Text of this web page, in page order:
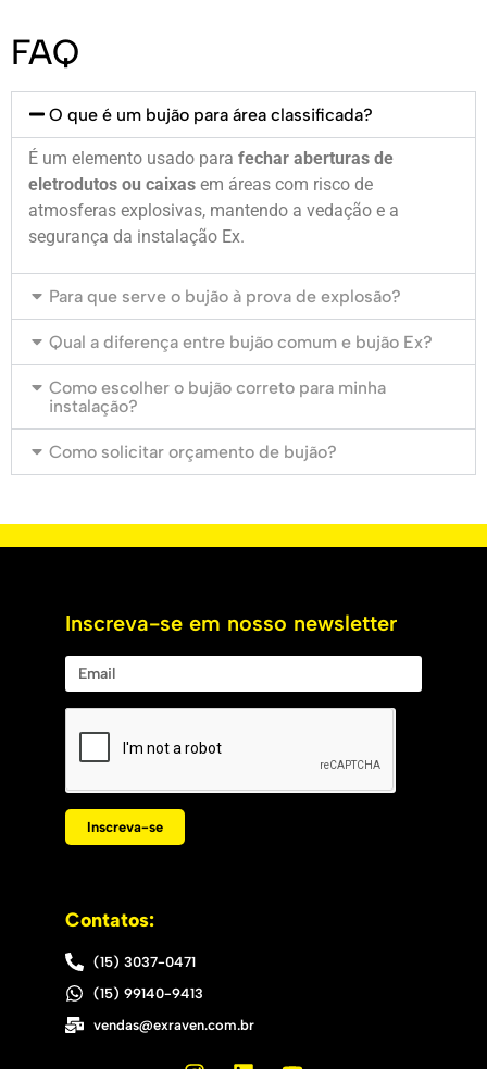
FAQ
O que é um bujão para área classificada?
É um elemento usado para fechar aberturas de
eletrodutos ou caixas em áreas com risco de
atmosferas explosivas, mantendo a vedação e a
segurança da instalação Ex.
Para que serve o bujão à prova de explosão?
Qual a diferença entre bujão comum e bujão Ex?
Como escolher o bujão correto para minha
instalação?
Como solicitar orçamento de bujão?
Inscreva-se em nosso newsletter
Inscreva-se
Contatos:
(15) 3037-0471
(15) 99140-9413
vendas@exraven.com.br